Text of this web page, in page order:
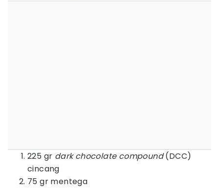
225 gr dark chocolate compound(DCC)
cincang
75 gr mentega